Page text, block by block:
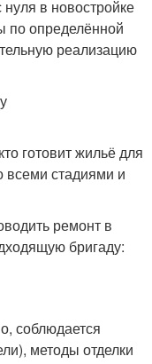
в новостройке
по определённой
реализацию
готовит жильё для
всеми стадиями и
ремонт в
бригаду:
соблюдается
методы отделки